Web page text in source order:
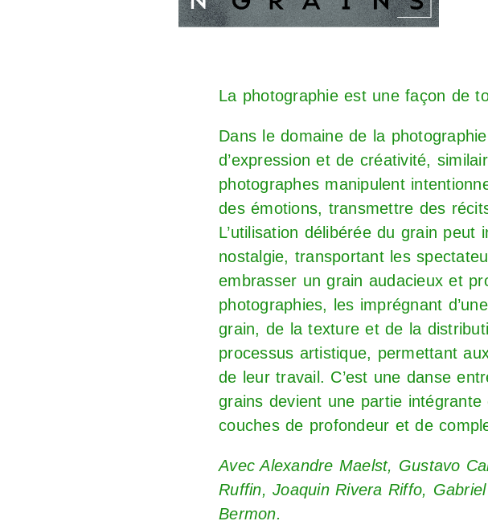
La photographie est une façon de
Dans le domaine de la
d’expression et de créativité,
photographes manipulent
des émotions, transmettre des
L’utilisation délibérée du grain peut
nostalgie, transportant les
embrasser un grain audacieux et
photographies, les imprégnant
grain, de la texture et de la
processus artistique, permettant
de leur travail. C’est une danse
grains devient une partie
couches de profondeur et de
Avec Alexandre Maelst, Gustavo
Ruffin, Joaquin Rivera Riffo,
Bermon.